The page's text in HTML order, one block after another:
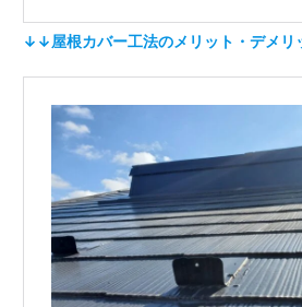
↓↓屋根カバー工法のメリット・デメリ